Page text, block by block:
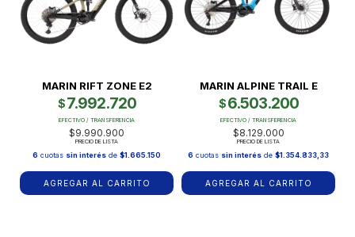
MARIN RIFT ZONE E2
$7.992.720
EFECTIVO / TRANSFERENCIA
$9.990.900
PRECIO DE LISTA
6 cuotas sin interés de $1.665.150
AGREGAR AL CARRITO
MARIN ALPINE TRAIL E
$6.503.200
EFECTIVO / TRANSFERENCIA
$8.129.000
PRECIO DE LISTA
6 cuotas sin interés de $1.354.833,33
AGREGAR AL CARRITO